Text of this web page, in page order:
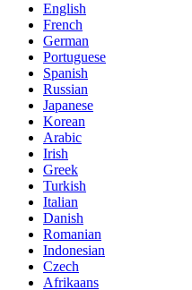
English
French
German
Portuguese
Spanish
Russian
Japanese
Korean
Arabic
Irish
Greek
Turkish
Italian
Danish
Romanian
Indonesian
Czech
Afrikaans